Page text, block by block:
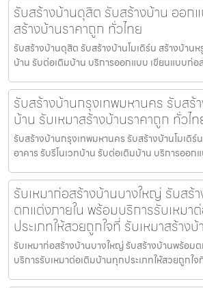
รับสร้างบ้านดุสิต รับสร้างบ้าน ออก
สร้างบ้านราคาถูก ทั่วไทย
รับสร้างบ้านดุสิต รับสร้างบ้านโมเดิร์น สร้างบ้านห
บ้าน รับต่อเติมบ้าน บริการออกแบบ เขียนแบบก่อ
รับสร้างบ้านกรุงเทพมหานคร รับสร้
บ้าน รับเหมาสร้างบ้านราคาถูก ทั่วไ
รับสร้างบ้านกรุงเทพมหานคร รับสร้างบ้านโมเดิร์
อาคาร รับรีโนเวทบ้าน รับต่อเติมบ้าน บริการออก
รับเหมาก่อสร้างบ้านบางใหญ่ รับสร้
ตกแต่งภายใน พร้อมบริการรับเหมา
ประเภทให้สวยถูกใจที่ รับเหมาสร้าง
รับเหมาก่อสร้างบ้านบางใหญ่ รับสร้างบ้านพร้อม
บริการรับเหมาต่อเติมบ้านทุกประเภทให้สวยถูกใจ